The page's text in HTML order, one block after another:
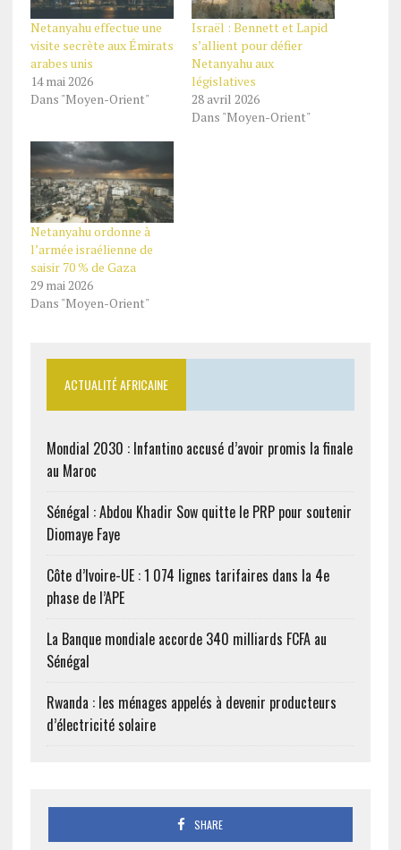
Netanyahu effectue une
visite secrète aux Émirats
arabes unis
14 mai 2026
Dans "Moyen-Orient"
Israël : Bennett et Lapid
s’allient pour défier
Netanyahu aux
législatives
28 avril 2026
Dans "Moyen-Orient"
Netanyahu ordonne à
l’armée israélienne de
saisir 70 % de Gaza
29 mai 2026
Dans "Moyen-Orient"
ACTUALITÉ AFRICAINE
Mondial 2030 : Infantino accusé d’avoir promis la finale
au Maroc
Sénégal : Abdou Khadir Sow quitte le PRP pour soutenir
Diomaye Faye
Côte d’Ivoire-UE : 1 074 lignes tarifaires dans la 4e
phase de l’APE
La Banque mondiale accorde 340 milliards FCFA au
Sénégal
Rwanda : les ménages appelés à devenir producteurs
d’électricité solaire
SHARE